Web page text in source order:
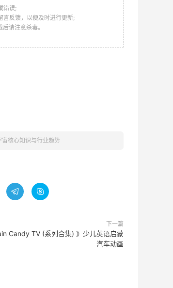
错误;
言反馈，以便及时进行更新;
请注意杀毒。
宙核心知识与行业趋势
 
下一篇
Candy TV (系列合集) 》少儿英语启蒙
汽车动画